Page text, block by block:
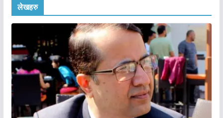
लेखहरु